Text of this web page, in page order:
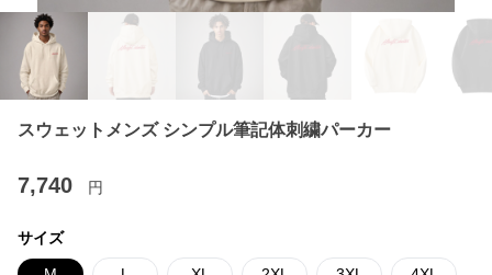
スウェットメンズ シンプル筆記体刺繍パーカー
7,740 円
サイズ